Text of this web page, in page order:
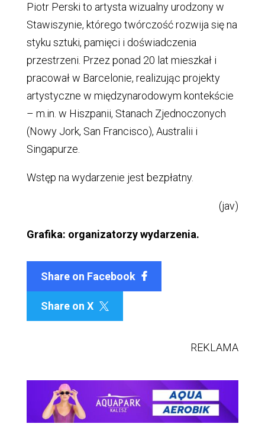
Piotr Perski to artysta wizualny urodzony w
Stawiszynie, którego twórczość rozwija się na
styku sztuki, pamięci i doświadczenia
przestrzeni. Przez ponad 20 lat mieszkał i
pracował w Barcelonie, realizując projekty
artystyczne w międzynarodowym kontekście
– m.in. w Hiszpanii, Stanach Zjednoczonych
(Nowy Jork, San Francisco), Australii i
Singapurze.
Wstęp na wydarzenie jest bezpłatny.
(jav)
Grafika: organizatorzy wydarzenia.
Share on Facebook
Share on X 
REKLAMA